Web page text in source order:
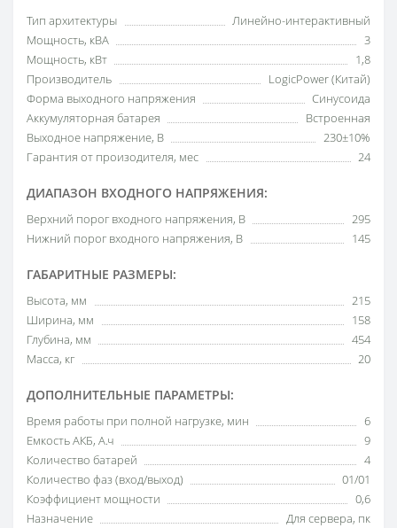
Тип архитектуры
Линейно-интерактивный
Мощность, кВА
3
Мощность, кВт
1,8
Производитель
LogicPower (Китай)
Форма выходного напряжения
Синусоида
Аккумуляторная батарея
Встроенная
Выходное напряжение, В
230±10%
Гарантия от произодителя, мес
24
ДИАПАЗОН ВХОДНОГО НАПРЯЖЕНИЯ:
Верхний порог входного напряжения, В
295
Нижний порог входного напряжения, В
145
ГАБАРИТНЫЕ РАЗМЕРЫ:
Высота, мм
215
Ширина, мм
158
Глубина, мм
454
Масса, кг
20
ДОПОЛНИТЕЛЬНЫЕ ПАРАМЕТРЫ:
Время работы при полной нагрузке, мин
6
Емкость АКБ, А.ч
9
Количество батарей
4
Количество фаз (вход/выход)
01/01
Коэффициент мощности
0,6
Назначение
Для сервера, пк